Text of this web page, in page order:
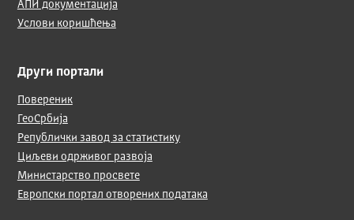
АПИ документација
Услови коришћења
Други портали
Повереник
ГеоСрбија
Републички завод за статистику
Циљеви одрживог развоја
Министарство просвете
Европски портал отворених података